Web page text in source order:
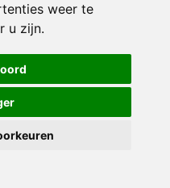
weer te
u zijn.
|RSIN en Anbi